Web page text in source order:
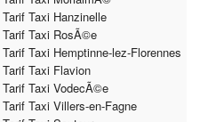
Tarif Taxi Hanzinelle
Tarif Taxi RosÃ©e
Tarif Taxi Hemptinne-lez-Florennes
Tarif Taxi Flavion
Tarif Taxi VodecÃ©e
Tarif Taxi Villers-en-Fagne